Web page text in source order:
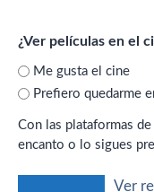
¿Ver películas en el
Me gusta el cine
Prefiero quedarme
Con las plataformas de streaming,
encanto o lo
Ver